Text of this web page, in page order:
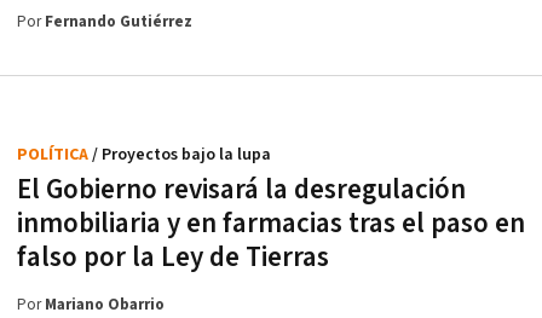
PorFernando Gutiérrez
El Gobierno revisará la desregulación
inmobiliaria y en farmacias tras el paso en
falso por la Ley de Tierras
POLÍTICA/ Proyectos bajo la lupa
PorMariano Obarrio